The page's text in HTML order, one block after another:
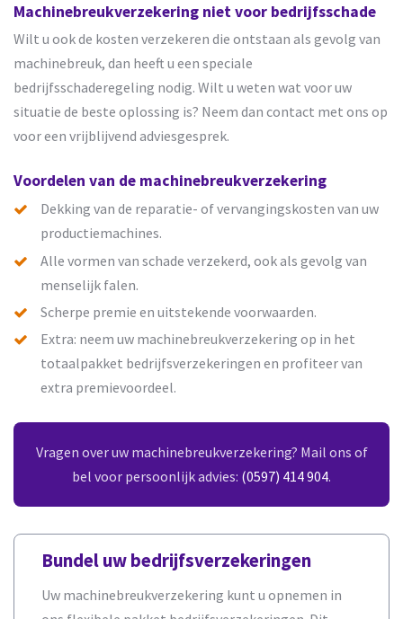
Machinebreukverzekering niet voor bedrijfsschade
Wilt u ook de kosten verzekeren die ontstaan als gevolg van
machinebreuk, dan heeft u een speciale
bedrijfsschaderegeling nodig. Wilt u weten wat voor uw
situatie de beste oplossing is? Neem dan contact met ons op
voor een vrijblijvend adviesgesprek.
Voordelen van de machinebreukverzekering
Dekking van de reparatie- of vervangingskosten van uw
productiemachines.
Alle vormen van schade verzekerd, ook als gevolg van
menselijk falen.
Scherpe premie en uitstekende voorwaarden.
Extra: neem uw machinebreukverzekering op in het
totaalpakket bedrijfsverzekeringen en profiteer van
extra premievoordeel.
Vragen over uw machinebreukverzekering? Mail ons of
bel voor persoonlijk advies: (0597) 414 904.
Bundel uw bedrijfsverzekeringen
Uw machinebreukverzekering kunt u opnemen in